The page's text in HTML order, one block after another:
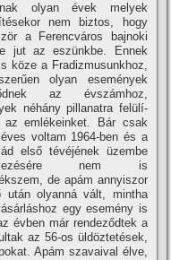
olyan évek melyek
nem biztos, hogy
a Ferencváros bajnoki
jut az eszünkbe. Ennek
köze a Fradizmusunkhoz,
olyan események
az évszámhoz,
néhány pillanatra felülí­
az emlékeinket. Bár csak
voltam 1964-ben és a
első tévéjének üzembe
nem is
de apám annyiszor
olyanná vált, mintha
egy esemény is
évben már rendeződtek a
az 56-os üldöztetések,
Apám szavaival élve,